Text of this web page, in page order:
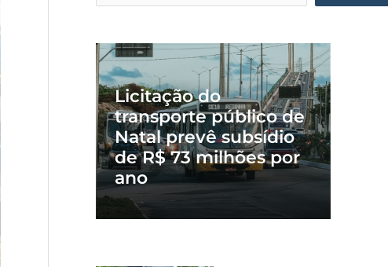
Licitação do
transporte público de
Natal prevê subsídio
de R$ 73 milhões por
ano